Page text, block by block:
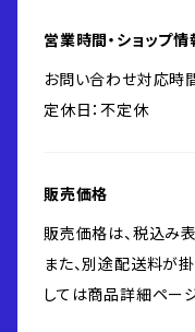
営業時間・ショップ
お問い合わせ対応時間
定休日：不定休
販売価格
販売価格は、税込み表
また、別途配送料が
しては商品詳細ペー